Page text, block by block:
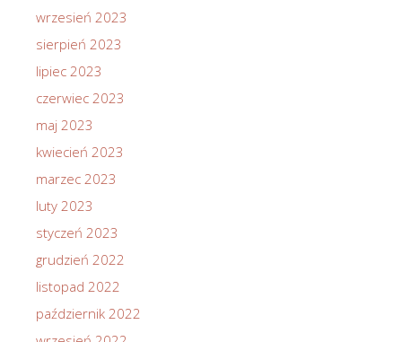
wrzesień 2023
sierpień 2023
lipiec 2023
czerwiec 2023
maj 2023
kwiecień 2023
marzec 2023
luty 2023
styczeń 2023
grudzień 2022
listopad 2022
październik 2022